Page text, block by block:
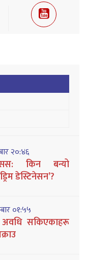
२०:४६
किन बन्यो
डेस्टिनेसन’?
०१:५५
अवधि सकिएकाहरू